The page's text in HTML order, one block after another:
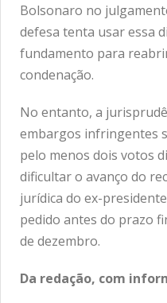
Bolsonaro no
defesa tenta usar essa
fundamento para
condenação.
No entanto, a
embargos infringentes
pelo menos dois votos
dificultar o avanço do
jurídica do ex-
pedido antes do prazo
de dezembro.
Da redação, com